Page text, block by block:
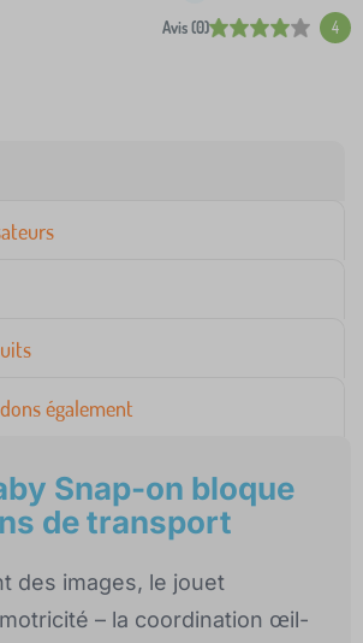
Avis (0) 4
également
Snap-on bloque
de transport
des images, le jouet
– la coordination œil-